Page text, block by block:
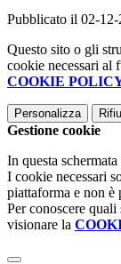
Pubblicato il 02-12-
Questo sito o gli
cookie necessari al
COOKIE
Personalizza
Gestione cookie
In questa
I cookie necessari
piattaforma e non è
Per conoscere
visionare la